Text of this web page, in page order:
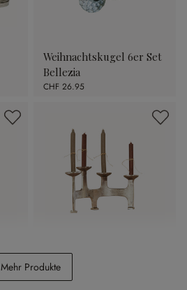
Weihnachtskugel 6er Set
Bellezia
CHF 26.95
Kerzenständer Tarimor
Mehr Produkte